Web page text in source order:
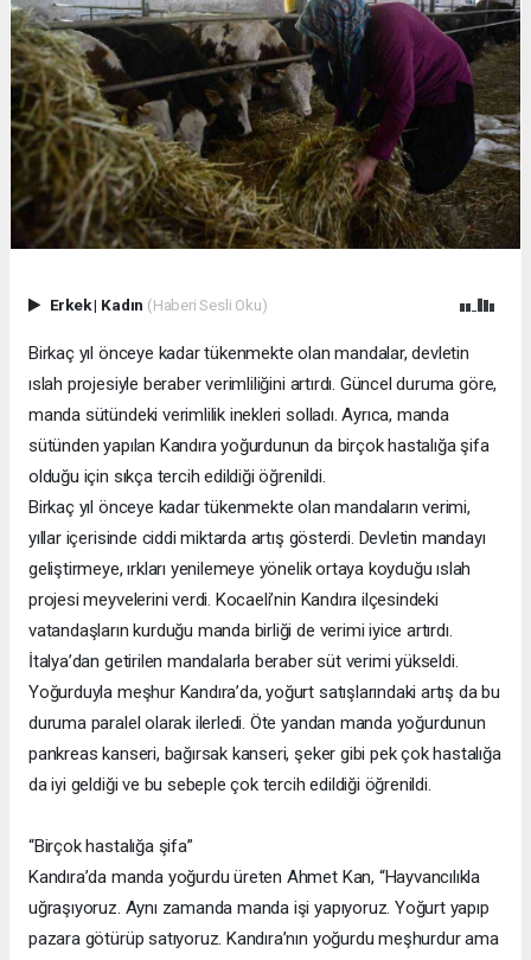
Erkek| Kadın (Haberi Sesli Oku)
Birkaç yıl önceye kadar tükenmekte olan mandalar, devletin
ıslah projesiyle beraber verimliliğini artırdı. Güncel duruma göre,
manda sütündeki verimlilik inekleri solladı. Ayrıca, manda
sütünden yapılan Kandıra yoğurdunun da birçok hastalığa şifa
olduğu için sıkça tercih edildiği öğrenildi.
Birkaç yıl önceye kadar tükenmekte olan mandaların verimi,
yıllar içerisinde ciddi miktarda artış gösterdi. Devletin mandayı
geliştirmeye, ırkları yenilemeye yönelik ortaya koyduğu ıslah
projesi meyvelerini verdi. Kocaeli’nin Kandıra ilçesindeki
vatandaşların kurduğu manda birliği de verimi iyice artırdı.
İtalya’dan getirilen mandalarla beraber süt verimi yükseldi.
Yoğurduyla meşhur Kandıra’da, yoğurt satışlarındaki artış da bu
duruma paralel olarak ilerledi. Öte yandan manda yoğurdunun
pankreas kanseri, bağırsak kanseri, şeker gibi pek çok hastalığa
da iyi geldiği ve bu sebeple çok tercih edildiği öğrenildi.
“Birçok hastalığa şifa”
Kandıra’da manda yoğurdu üreten Ahmet Kan, “Hayvancılıkla
uğraşıyoruz. Aynı zamanda manda işi yapıyoruz. Yoğurt yapıp
pazara götürüp satıyoruz. Kandıra’nın yoğurdu meşhurdur ama